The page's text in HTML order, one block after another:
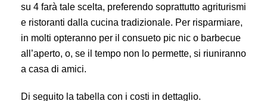
su 4 farà tale scelta, preferendo soprattutto agriturismi
e ristoranti dalla cucina tradizionale. Per risparmiare,
in molti opteranno per il consueto pic nic o barbecue
all’aperto, o, se il tempo non lo permette, si riuniranno
a casa di amici.
Di seguito la tabella con i costi in dettaglio.